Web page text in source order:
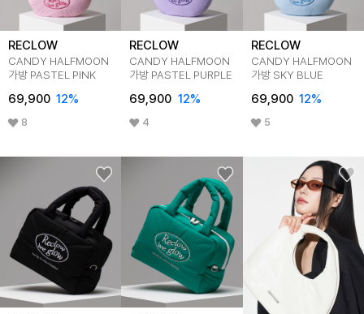
RECLOW
CANDY HALFMOON
가방 PASTEL PINK
69,900 12%
8
RECLOW
CANDY HALFMOON
가방 PASTEL PURPLE
69,900 12%
4
RECLOW
CANDY HALFMOON
가방 SKY BLUE
69,900 12%
5